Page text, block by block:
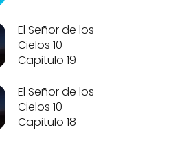
El Señor de los
Cielos 10
Capitulo 19
El Señor de los
Cielos 10
Capitulo 18